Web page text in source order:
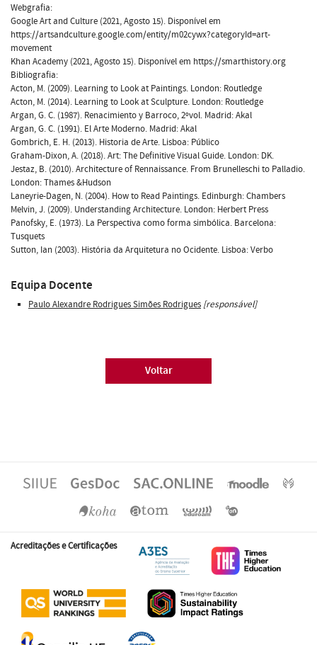
Webgrafia:
Google Art and Culture (2021, Agosto 15). Disponível em
https://artsandculture.google.com/entity/m02cywx?categoryId=art-
movement
Khan Academy (2021, Agosto 15). Disponível em https://smarthistory.org
Bibliografia:
Acton, M. (2009). Learning to Look at Paintings. London: Routledge
Acton, M. (2014). Learning to Look at Sculpture. London: Routledge
Argan, G. C. (1987). Renacimiento y Barroco, 2ºvol. Madrid: Akal
Argan, G. C. (1991). El Arte Moderno. Madrid: Akal
Gombrich, E. H. (2013). Historia de Arte. Lisboa: Público
Graham-Dixon, A. (2018). Art: The Definitive Visual Guide. London: DK.
Jestaz, B. (2010). Architecture of Rennaissance. From Brunelleschi to Palladio.
London: Thames &Hudson
Laneyrie-Dagen, N. (2004). How to Read Paintings. Edinburgh: Chambers
Melvin, J. (2009). Understanding Architecture. London: Herbert Press
Panofsky, E. (1973). La Perspectiva como forma simbólica. Barcelona:
Tusquets
Sutton, Ian (2003). História da Arquitetura no Ocidente. Lisboa: Verbo
Equipa Docente
Paulo Alexandre Rodrigues Simões Rodrigues [responsável]
Voltar
Acreditações e Certificações